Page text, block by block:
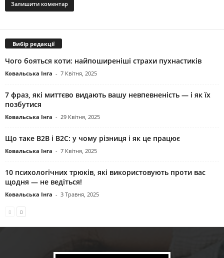
Вибір редакції
Чого бояться коти: найпоширеніші страхи пухнастиків
Ковальська Інга - 7 Квітня, 2025
7 фраз, які миттєво видають вашу невпевненість — і як їх
позбутися
Ковальська Інга - 29 Квітня, 2025
Що таке B2B і B2C: у чому різниця і як це працює
Ковальська Інга - 7 Квітня, 2025
10 психологічних трюків, які використовують проти вас
щодня — не ведіться!
Ковальська Інга - 3 Травня, 2025